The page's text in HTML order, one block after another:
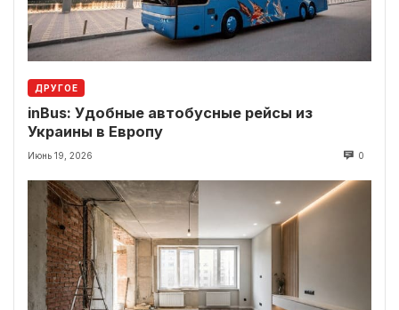
ДРУГОЕ
inBus: Удобные автобусные рейсы из
Украины в Европу
Июнь 19, 2026 0